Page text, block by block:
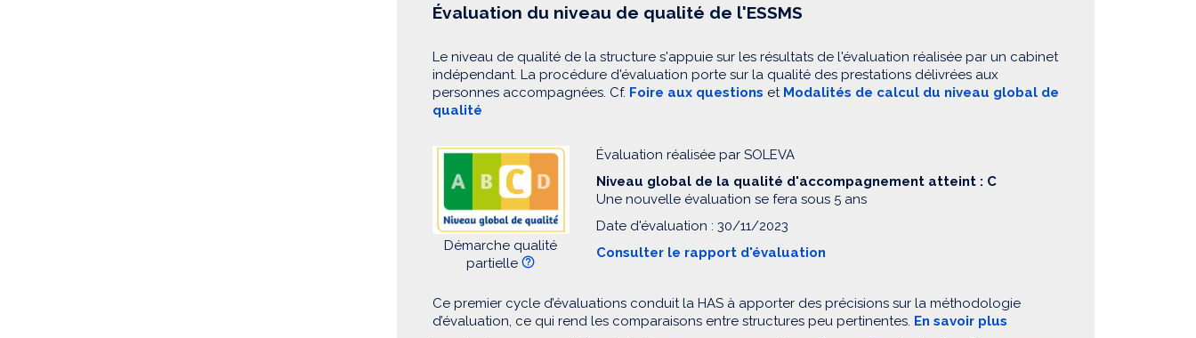
Évaluation du niveau de qualité de l'ESSMS
Le niveau de qualité de la structure s'appuie sur les résultats de l'évaluation réalisée par un cabinet
indépendant. La procédure d'évaluation porte sur la qualité des prestations délivrées aux
personnes accompagnées. Cf. Foire aux questions et Modalités de calcul du niveau global de
qualité
Démarche qualité
partielle
Évaluation réalisée par SOLEVA
Niveau global de la qualité d'accompagnement atteint : C
Une nouvelle évaluation se fera sous 5 ans
Date d'évaluation : 30/11/2023
Consulter le rapport d'évaluation
Ce premier cycle d’évaluations conduit la HAS à apporter des précisions sur la méthodologie
d’évaluation, ce qui rend les comparaisons entre structures peu pertinentes. En savoir plus